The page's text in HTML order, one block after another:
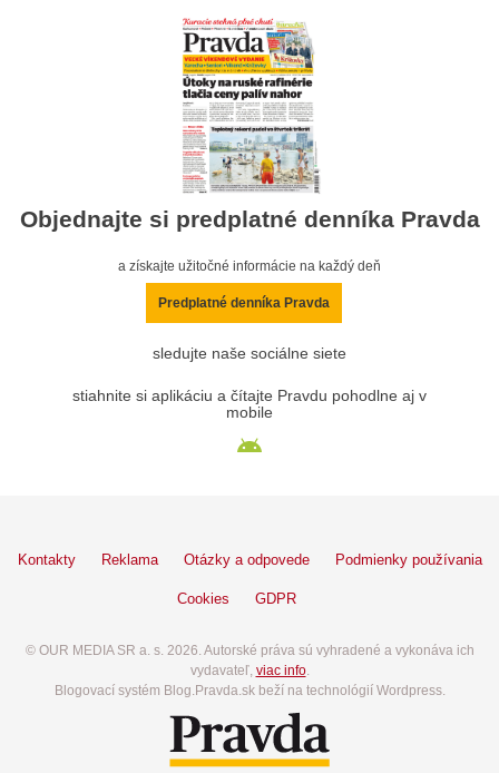
Objednajte si predplatné denníka Pravda
a získajte užitočné informácie na každý deň
Predplatné denníka Pravda
sledujte naše sociálne siete
stiahnite si aplikáciu a čítajte Pravdu pohodlne aj v
mobile
Kontakty Reklama Otázky a odpovede Podmienky používania
Cookies GDPR
© OUR MEDIA SR a. s. 2026. Autorské práva sú vyhradené a vykonáva ich
vydavateľ, viac info.
Blogovací systém Blog.Pravda.sk beží na technológií Wordpress.